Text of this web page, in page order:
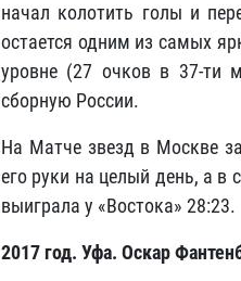
начал колотить голы и
остается одним из самых
уровне (27 очков в 37-ти
сборную России.
На Матче звезд в Москве
его руки на целый день, а в
выиграла у «Востока» 28:23.
2017 год. Уфа. Оскар